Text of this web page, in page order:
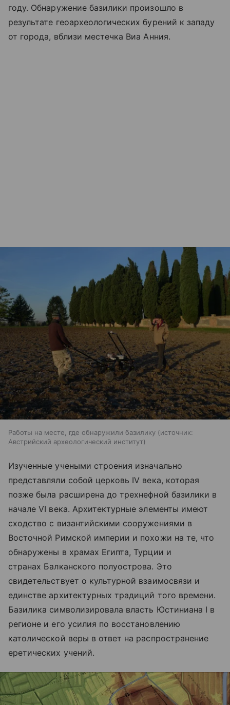
году. Обнаружение базилики произошло в
результате геоархеологических бурений к западу
от города, вблизи местечка Виа Анния.
Работы на месте, где обнаружили базилику
источник:
Австрийский археологический институт
Изученные учеными строения изначально
представляли собой церковь IV века, которая
позже была расширена до трехнефной базилики в
начале VI века. Архитектурные элементы имеют
сходство с византийскими сооружениями в
Восточной Римской империи и похожи на те, что
обнаружены в храмах Египта, Турции и
странах Балканского полуострова. Это
свидетельствует о культурной взаимосвязи и
единстве архитектурных традиций того времени.
Базилика символизировала власть Юстиниана I в
регионе и его усилия по восстановлению
католической веры в ответ на распространение
еретических учений.